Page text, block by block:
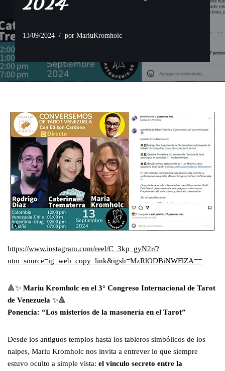
13/09/2024 por MariuKromholc
https://www.instagram.com/reel/C_3kp_gyN2r/?
utm_source=ig_web_copy_link&igsh=MzRlODBiNWFlZA==
🔺✨ Mariu Kromholc en el 3° Congreso Internacional de Tarot
de Venezuela ✨🔺
Ponencia: “Los misterios de la masonería en el Tarot”
Desde los antiguos templos hasta los tableros simbólicos de los
naipes, Mariu Kromholc nos invita a entrever lo que siempre
estuvo oculto a simple vista: el vínculo secreto entre la